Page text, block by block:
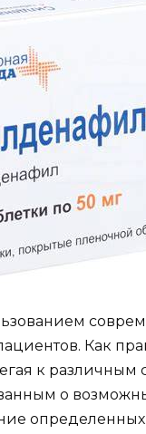
Как
к различным
о